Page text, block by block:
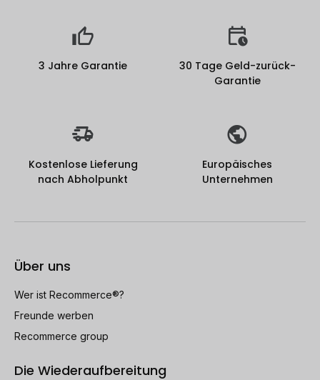
3 Jahre Garantie
30 Tage Geld-zurück-
Garantie
Kostenlose Lieferung
nach Abholpunkt
Europäisches
Unternehmen
Über uns
Wer ist Recommerce®?
Freunde werben
Recommerce group
Die Wiederaufbereitung